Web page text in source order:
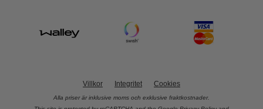
Villkor Integritet Cookies
Alla priser är inklusive moms och exklusive fraktkostnader.